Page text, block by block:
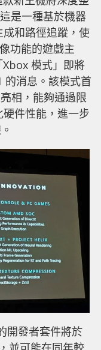
是一種基於機器
和路徑追蹤，使
功能的遊戲主
模式」即將
消息。該模式首
相，能夠通過限
件性能，進一步
開發者套件將於